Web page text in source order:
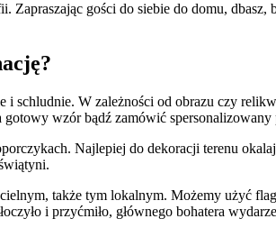
gości do siebie do domu,
i schludnie. W zależności od obrazu czy
wzór bądź zamówić spersonalizowany
Najlepiej do dekoracji terenu
także tym lokalnym. Możemy użyć
i przyćmiło, głównego bohatera